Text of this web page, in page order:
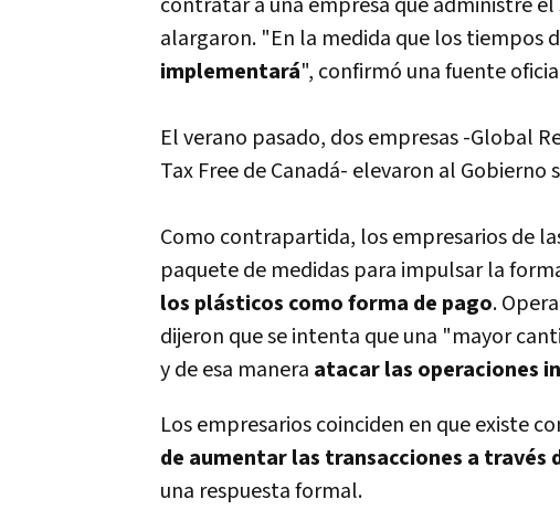
alargaron. "En la medida que los tiempos
implementará", confirmó una fuente
El verano pasado, dos empresas -Global
Tax Free de Canadá- elevaron al Gobierno
Como contrapartida, los empresarios de
paquete de medidas para impulsar la
los plásticos como forma de pago.
dijeron que se intenta que una "mayor
y de esa manera atacar las operaciones
Los empresarios coinciden en que existe
de aumentar las transacciones a través
una respuesta formal.